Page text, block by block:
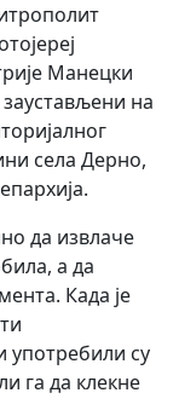
Манецки
на
села Дерно,
да извлаче
а да
Када је
употребили су
га да клекне